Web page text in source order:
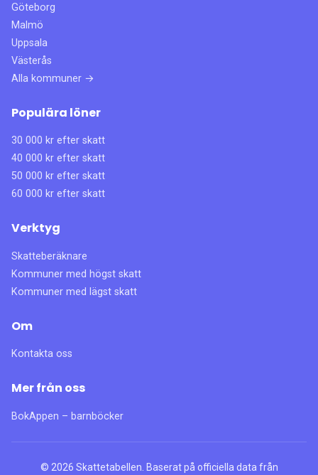
Göteborg
Malmö
Uppsala
Västerås
Alla kommuner →
Populära löner
30 000 kr efter skatt
40 000 kr efter skatt
50 000 kr efter skatt
60 000 kr efter skatt
Verktyg
Skatteberäknare
Kommuner med högst skatt
Kommuner med lägst skatt
Om
Kontakta oss
Mer från oss
BokAppen – barnböcker
© 2026 Skattetabellen. Baserat på officiella data från